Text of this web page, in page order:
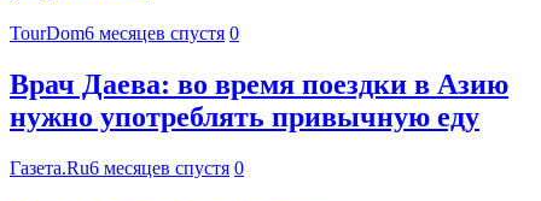
TourDom6 месяцев спустя 0
Врач Даева: во время поездки в Азию
нужно употреблять привычную еду
Газета.Ru6 месяцев спустя 0